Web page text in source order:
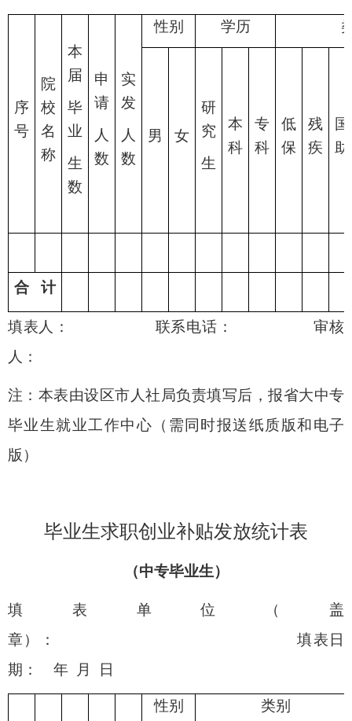
序
号
院
校
名
称
本
届
毕
业
生
数
申
请
人
数
实
发
人
数
性别 学历
男 女
研
究
生
本
科
专
科
低
保
残
疾
国
助
合 计
填表人： 联系电话： 审核
人：
注：本表由设区市人社局负责填写后，报省大中专
毕业生就业工作中心 （需同时报送纸质版和电子
版）
毕业生求职创业补贴发放统计表
（中专毕业生）
填表单位（盖
章）： 填表日
期： 年 月 日
性别 类别